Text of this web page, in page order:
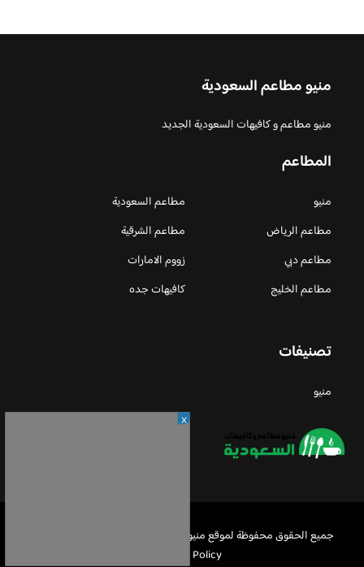
منيو مطاعم السعودية
منيو مطاعم و كافيهات السعودية الجديد
المطاعم
منيو
مطاعم السعودية
مطاعم الرياض
مطاعم الشرقية
مطاعم دبي
زووم الامارات
مطاعم الخليج
كافيهات جده
تصنيفات
منيو
جميع الحقوق محفوظة لموقع منيو مطاعم السعودية © 2026 -
Policy
X